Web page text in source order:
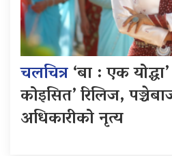
चलचित्र‘बा : एक
कोइसित’ रिलिज,
अधिकारीको नृत्य